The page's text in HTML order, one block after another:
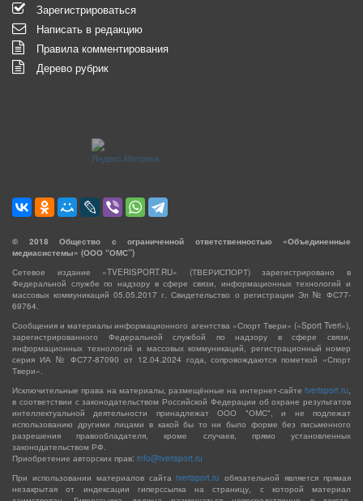
Зарегистрироваться
Написать в редакцию
Правила комментирования
Дерево рубрик
© 2018 Общество с ограниченной ответственностью «Объединенные
медиасистемы» (ООО “ОМС”)
Сетевое издание «TVERISPORT.RU» (ТВЕРИСПОРТ) зарегистрировано в
Федеральной службе по надзору в сфере связи, информационных технологий и
массовых коммуникаций 05.05.2017 г. Свидетельство о регистрации Эл № ФС77-
69764.
Сообщения и материалы информационного агентства «Спорт Твери» («Sport Tveri»),
зарегистрированного Федеральной службой по надзору в сфере связи,
информационных технологий и массовых коммуникаций, регистрационный номер
серия ИА № ФС77-87090 от 12.04.2024 года, сопровождаются пометкой «Спорт
Твери».
Исключительные права на материалы, размещённые на интернет-сайте tverisport.ru
в соответствии с законодательством Российской Федерации об охране результатов
интеллектуальной деятельности принадлежат ООО "ОМС", и не подлежат
использованию другими лицами в какой бы то ни было форме без письменного
разрешения правообладателя, кроме случаев, прямо установленных
законодательством РФ.
Приобретение авторских прав: info@tverisport.ru
При использовании материалов сайтаtverisport.ru обязательной является прямая
незакрытая от индексации гиперссылка на страницу, с которой материал